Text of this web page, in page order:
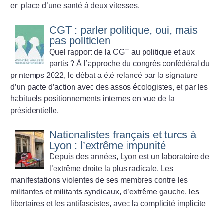
en place d’une santé à deux vitesses.
CGT : parler politique, oui, mais
pas politicien
Quel rapport de la CGT au politique et aux
partis ? À l’approche du congrès confédéral du
printemps 2022, le débat a été relancé par la signature
d’un pacte d’action avec des assos ­écologistes, et par les
habituels positionnements internes en vue de la
présidentielle.
Nationalistes français et turcs à
Lyon : l’extrême impunité
Depuis des années, Lyon est un laboratoire de
l’extrême droite la plus radicale. Les
manifestations violentes de ses membres contre les
militantes et militants syndicaux, d’extrême gauche, les
libertaires et les antifascistes, avec la complicité implicite